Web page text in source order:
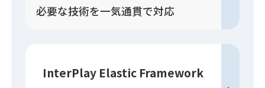
必要な技術を一気通貫で対応
InterPlay Elastic Framework